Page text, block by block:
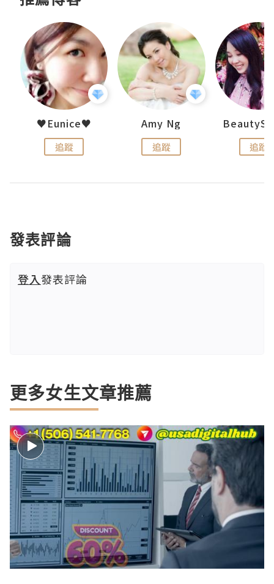
♥Eunice♥
追蹤
Amy Ng
追蹤 追蹤
發表評論
登入發表評論
更多女生文章推薦